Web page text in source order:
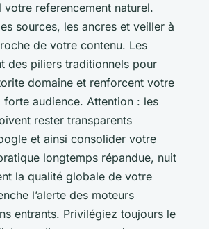
referencement naturel.
sources, les ancres et veiller à
de votre contenu. Les
des piliers traditionnels pour
domaine et renforcent votre
audience. Attention : les
rester transparents
et ainsi consolider votre
longtemps répandue, nuit
la qualité globale de votre
l’alerte des moteurs
entrants. Privilégiez toujours le